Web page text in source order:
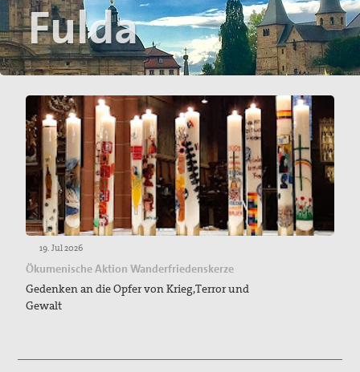
Fulda
19. Jul 2026
Ökumenische Aktion Wanderfriedenskerze
Gedenken an die Opfer von Krieg,Terror und
Gewalt